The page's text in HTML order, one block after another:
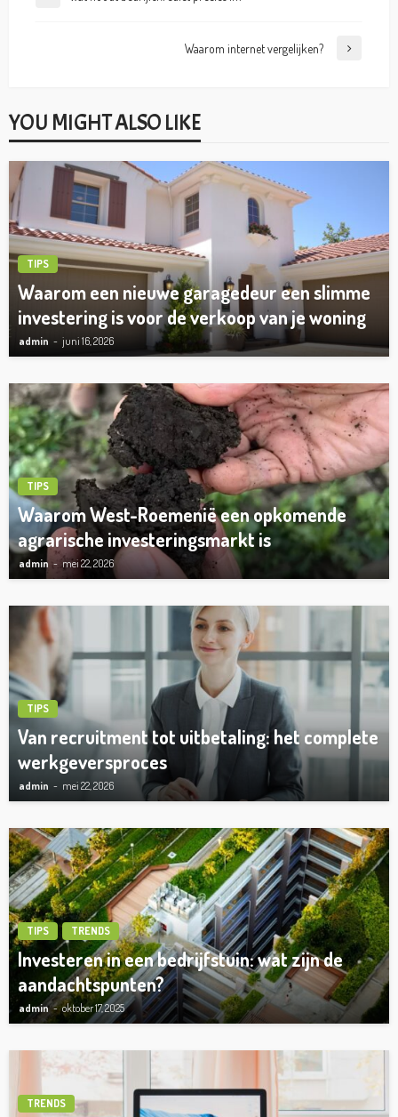
Waarom internet vergelijken?
YOU MIGHT ALSO LIKE
TIPS
Waarom een nieuwe garagedeur een slimme
investering is voor de verkoop van je woning
admin juni 16, 2026
TIPS
Waarom West-Roemenië een opkomende
agrarische investeringsmarkt is
admin mei 22, 2026
TIPS
Van recruitment tot uitbetaling: het complete
werkgeversproces
admin mei 22, 2026
TIPS TRENDS
Investeren in een bedrijfstuin: wat zijn de
aandachtspunten?
admin oktober 17, 2025
TRENDS